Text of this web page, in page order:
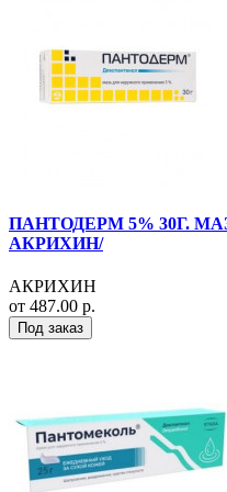
ПАНТОДЕРМ 5% 30Г.
АКРИХИН/
АКРИХИН
от 487.00 р.
Под заказ